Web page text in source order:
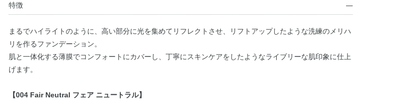
特徴
まるでハイライトのように、高い部分に光を集めてリフレクトさせ、リフトアップしたような洗練のメリハ
リを作るファンデーション。
肌と一体化する薄膜でコンフォートにカバーし、丁寧にスキンケアをしたようなライブリーな肌印象に仕上
げます。
【004 Fair Neutral フェア ニュートラル】